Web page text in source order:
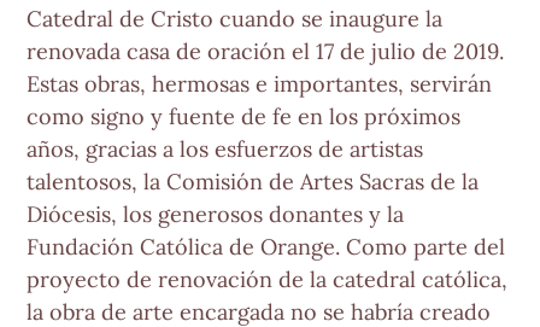
Catedral de Cristo cuando se inaugure la
renovada casa de oración el 17 de julio de 2019.
Estas obras, hermosas e importantes, servirán
como signo y fuente de fe en los próximos
años, gracias a los esfuerzos de artistas
talentosos, la Comisión de Artes Sacras de la
Diócesis, los generosos donantes y la
Fundación Católica de Orange. Como parte del
proyecto de renovación de la catedral católica,
la obra de arte encargada no se habría creado